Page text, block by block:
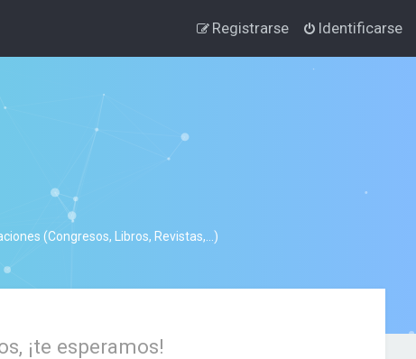
Identificarse
Registrarse
(Congresos, Libros, Revistas,...)
¡te esperamos!